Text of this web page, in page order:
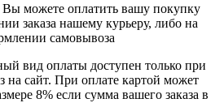
Вы можете оплатить вашу покупку
заказа нашему курьеру, либо на
самовывоза
вид оплаты доступен только при
на сайт. При оплате картой может
8% если сумма вашего заказа в